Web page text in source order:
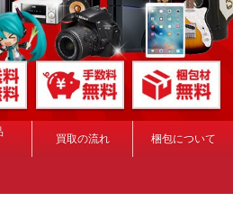
買取の流れ 梱包について